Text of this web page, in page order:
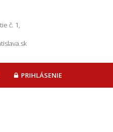
č. 1,
HĽADAŤPRIHLÁSENIE